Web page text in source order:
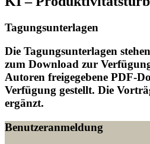
Tagungsunterlagen
Die Tagungsunterlagen
zum Download zur
Autoren freigegebene PDF-
Verfügung gestellt. Die
ergänzt.
Benutzeranmeldung